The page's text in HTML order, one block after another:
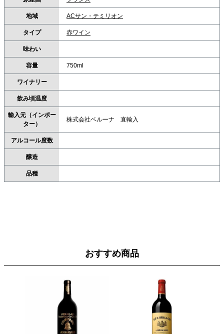
地域 ACサン・テミリオン
タイプ 赤ワイン
味わい
容量 750ml
ワイナリー
飲み頃温度
輸入元（インポー
ター）
株式会社ベルーナ 直輸入
アルコール度数
醸造
品種
おすすめ商品